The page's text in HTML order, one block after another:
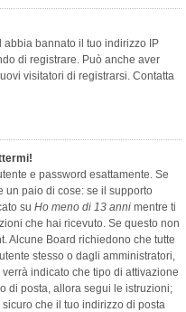
abbia bannato il tuo indirizzo IP
di registrare. Può anche aver
visitatori di registrarsi. Contatta
e password esattamente. Se
un paio di cose: se il supporto
su Ho meno di 13 anni mentre ti
che hai ricevuto. Se questo non
Alcune Board richiedono che tutte
stesso o dagli amministratori,
indicato che tipo di attivazione
di posta, allora segui le istruzioni;
che il tuo indirizzo di posta